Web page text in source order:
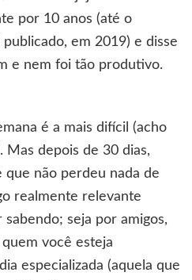
por 10 anos (até o
em 2019) e disse
e nem foi tão produtivo.
é a mais difícil (acho
Mas depois de 30 dias,
que não perdeu nada de
realmente relevante
seja por amigos,
você esteja
especializada (aquela que